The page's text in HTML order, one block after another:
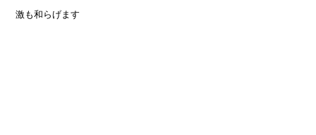
激も和らげます